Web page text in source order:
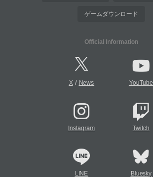
ゲームダウンロード
Official Information
X/ News YouTube
Instagram Twitch
LINE Bluesky